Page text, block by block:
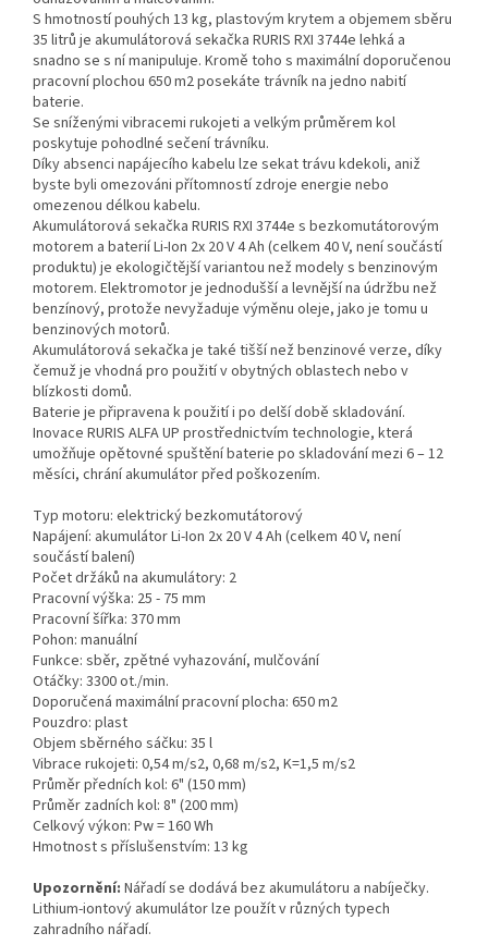
S hmotností pouhých 13 kg, plastovým krytem a objemem sběru
35 litrů je akumulátorová sekačka RURIS RXI 3744e lehká a
snadno se s ní manipuluje. Kromě toho s maximální doporučenou
pracovní plochou 650 m2 posekáte trávník na jedno nabití
baterie.
Se sníženými vibracemi rukojeti a velkým průměrem kol
poskytuje pohodlné sečení trávníku.
Díky absenci napájecího kabelu lze sekat trávu kdekoli, aniž
byste byli omezováni přítomností zdroje energie nebo
omezenou délkou kabelu.
Akumulátorová sekačka RURIS RXI 3744e s bezkomutátorovým
motorem a baterií Li-Ion 2x 20 V 4 Ah (celkem 40 V, není součástí
produktu) je ekologičtější variantou než modely s benzinovým
motorem. Elektromotor je jednodušší a levnější na údržbu než
benzínový, protože nevyžaduje výměnu oleje, jako je tomu u
benzinových motorů.
Akumulátorová sekačka je také tišší než benzinové verze, díky
čemuž je vhodná pro použití v obytných oblastech nebo v
blízkosti domů.
Baterie je připravena k použití i po delší době skladování.
Inovace RURIS ALFA UP prostřednictvím technologie, která
umožňuje opětovné spuštění baterie po skladování mezi 6 – 12
měsíci, chrání akumulátor před poškozením.
Typ motoru: elektrický bezkomutátorový
Napájení: akumulátor Li-Ion 2x 20 V 4 Ah (celkem 40 V, není
součástí balení)
Počet držáků na akumulátory: 2
Pracovní výška: 25 - 75 mm
Pracovní šířka: 370 mm
Pohon: manuální
Funkce: sběr, zpětné vyhazování, mulčování
Otáčky: 3300 ot./min.
Doporučená maximální pracovní plocha: 650 m2
Pouzdro: plast
Objem sběrného sáčku: 35 l
Vibrace rukojeti: 0,54 m/s2, 0,68 m/s2, K=1,5 m/s2
Průměr předních kol: 6" (150 mm)
Průměr zadních kol: 8" (200 mm)
Celkový výkon: Pw = 160 Wh
Hmotnost s příslušenstvím: 13 kg
Upozornění: Nářadí se dodává bez akumulátoru a nabíječky.
Lithium-iontový akumulátor lze použít v různých typech
zahradního nářadí.